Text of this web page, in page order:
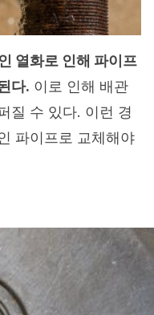
열화로 인해 파이프
다. 이로 인해 배관
질 수 있다. 이런 경
파이프로 교체해야